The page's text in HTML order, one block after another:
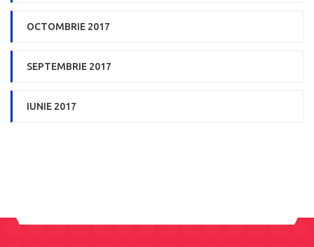
OCTOMBRIE 2017
SEPTEMBRIE 2017
IUNIE 2017